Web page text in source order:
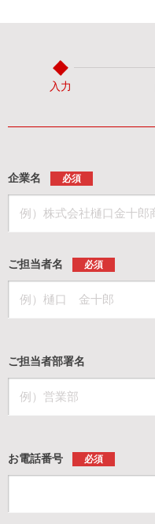
入力
企業名 必須
ご担当者名 必須
ご担当者部署名
お電話番号 必須